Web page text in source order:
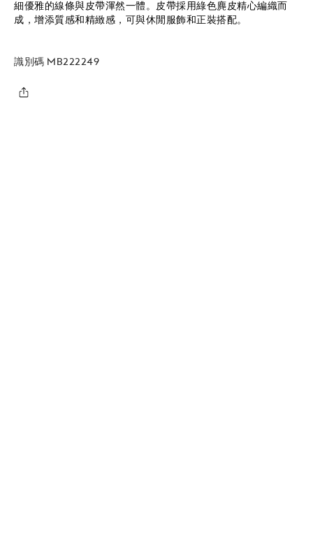
細優雅的線條與皮帶渾然一體。皮帶採用綠色麂皮精心編織而
成，增添質感和精緻感，可與休閒服飾和正裝搭配。
識別碼 MB222249